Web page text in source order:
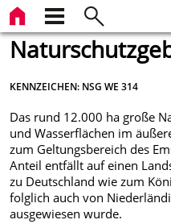
KENNZEICHEN: NSG WE 314
Das rund 12.000 ha große
und Wasserflächen im
zum Geltungsbereich des
Anteil entfällt auf einen
zu Deutschland wie zum
folglich auch von
ausgewiesen wurde.